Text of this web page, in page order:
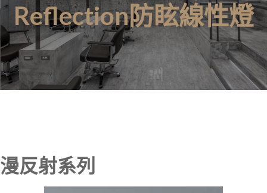
Reflection防眩線性燈
漫反射系列